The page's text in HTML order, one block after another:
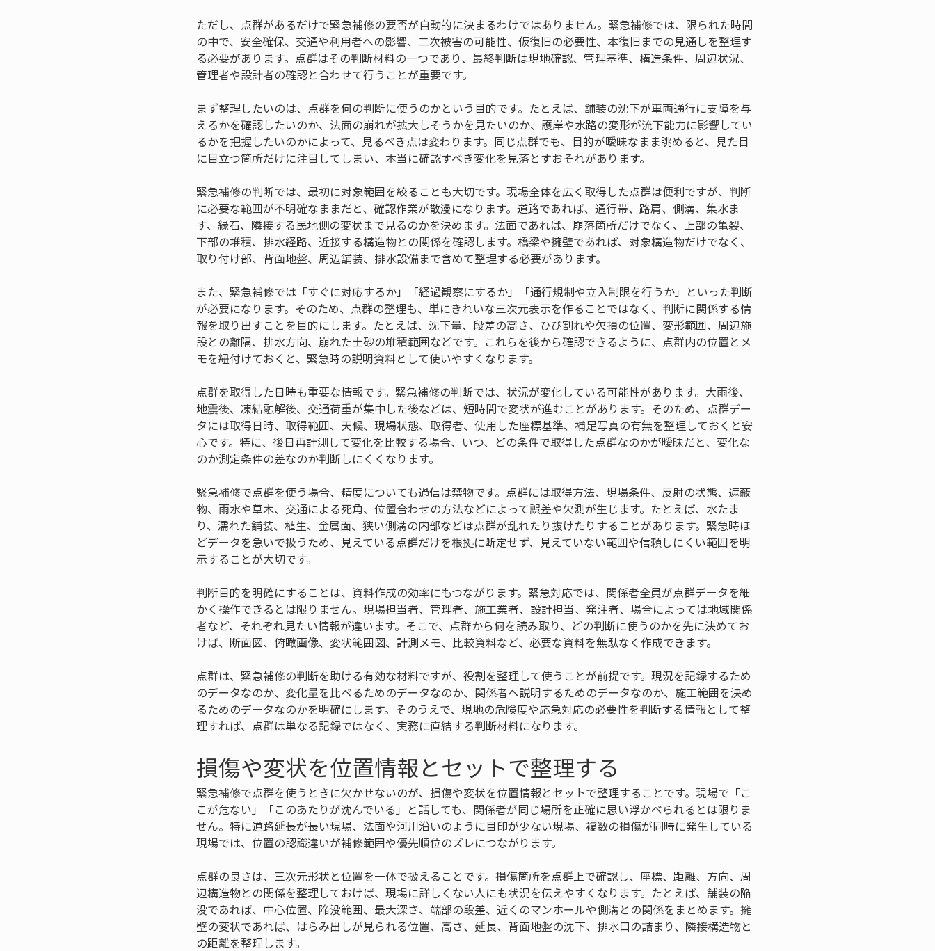
ただし、点群があるだけで緊急補修の要否が自動的に決まるわけではありません。緊急補修では、限られた時間
の中で、安全確保、交通や利用者への影響、二次被害の可能性、仮復旧の必要性、本復旧までの見通しを整理す
る必要があります。点群はその判断材料の一つであり、最終判断は現地確認、管理基準、構造条件、周辺状況、
管理者や設計者の確認と合わせて行うことが重要です。
まず整理したいのは、点群を何の判断に使うのかという目的です。たとえば、舗装の沈下が車両通行に支障を与
えるかを確認したいのか、法面の崩れが拡大しそうかを見たいのか、護岸や水路の変形が流下能力に影響してい
るかを把握したいのかによって、見るべき点は変わります。同じ点群でも、目的が曖昧なまま眺めると、見た目
に目立つ箇所だけに注目してしまい、本当に確認すべき変化を見落とすおそれがあります。
緊急補修の判断では、最初に対象範囲を絞ることも大切です。現場全体を広く取得した点群は便利ですが、判断
に必要な範囲が不明確なままだと、確認作業が散漫になります。道路であれば、通行帯、路肩、側溝、集水ま
す、縁石、隣接する民地側の変状まで見るのかを決めます。法面であれば、崩落箇所だけでなく、上部の亀裂、
下部の堆積、排水経路、近接する構造物との関係を確認します。橋梁や擁壁であれば、対象構造物だけでなく、
取り付け部、背面地盤、周辺舗装、排水設備まで含めて整理する必要があります。
また、緊急補修では「すぐに対応するか」「経過観察にするか」「通行規制や立入制限を行うか」といった判断
が必要になります。そのため、点群の整理も、単にきれいな三次元表示を作ることではなく、判断に関係する情
報を取り出すことを目的にします。たとえば、沈下量、段差の高さ、ひび割れや欠損の位置、変形範囲、周辺施
設との離隔、排水方向、崩れた土砂の堆積範囲などです。これらを後から確認できるように、点群内の位置とメ
モを紐付けておくと、緊急時の説明資料として使いやすくなります。
点群を取得した日時も重要な情報です。緊急補修の判断では、状況が変化している可能性があります。大雨後、
地震後、凍結融解後、交通荷重が集中した後などは、短時間で変状が進むことがあります。そのため、点群デー
タには取得日時、取得範囲、天候、現場状態、取得者、使用した座標基準、補足写真の有無を整理しておくと安
心です。特に、後日再計測して変化を比較する場合、いつ、どの条件で取得した点群なのかが曖昧だと、変化な
のか測定条件の差なのか判断しにくくなります。
緊急補修で点群を使う場合、精度についても過信は禁物です。点群には取得方法、現場条件、反射の状態、遮蔽
物、雨水や草木、交通による死角、位置合わせの方法などによって誤差や欠測が生じます。たとえば、水たま
り、濡れた舗装、植生、金属面、狭い側溝の内部などは点群が乱れたり抜けたりすることがあります。緊急時ほ
どデータを急いで扱うため、見えている点群だけを根拠に断定せず、見えていない範囲や信頼しにくい範囲を明
示することが大切です。
判断目的を明確にすることは、資料作成の効率にもつながります。緊急対応では、関係者全員が点群データを細
かく操作できるとは限りません。現場担当者、管理者、施工業者、設計担当、発注者、場合によっては地域関係
者など、それぞれ見たい情報が違います。そこで、点群から何を読み取り、どの判断に使うのかを先に決めてお
けば、断面図、俯瞰画像、変状範囲図、計測メモ、比較資料など、必要な資料を無駄なく作成できます。
点群は、緊急補修の判断を助ける有効な材料ですが、役割を整理して使うことが前提です。現況を記録するため
のデータなのか、変化量を比べるためのデータなのか、関係者へ説明するためのデータなのか、施工範囲を決め
るためのデータなのかを明確にします。そのうえで、現地の危険度や応急対応の必要性を判断する情報として整
理すれば、点群は単なる記録ではなく、実務に直結する判断材料になります。
損傷や変状を位置情報とセットで整理する
緊急補修で点群を使うときに欠かせないのが、損傷や変状を位置情報とセットで整理することです。現場で「こ
こが危ない」「このあたりが沈んでいる」と話しても、関係者が同じ場所を正確に思い浮かべられるとは限りま
せん。特に道路延長が長い現場、法面や河川沿いのように目印が少ない現場、複数の損傷が同時に発生している
現場では、位置の認識違いが補修範囲や優先順位のズレにつながります。
点群の良さは、三次元形状と位置を一体で扱えることです。損傷箇所を点群上で確認し、座標、距離、方向、周
辺構造物との関係を整理しておけば、現場に詳しくない人にも状況を伝えやすくなります。たとえば、舗装の陥
没であれば、中心位置、陥没範囲、最大深さ、端部の段差、近くのマンホールや側溝との関係をまとめます。擁
壁の変状であれば、はらみ出しが見られる位置、高さ、延長、背面地盤の沈下、排水口の詰まり、隣接構造物と
の距離を整理します。